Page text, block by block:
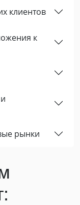
клиентов
к
рынки